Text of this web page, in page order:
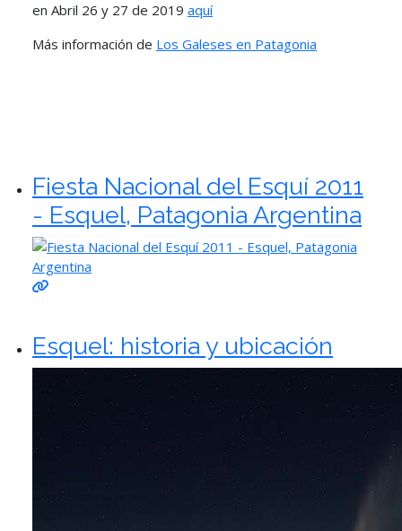
en Abril 26 y 27 de 2019 aquí
Más información de Los Galeses en Patagonia
Fiesta Nacional del Esquí 2011
- Esquel, Patagonia Argentina
Esquel: historia y ubicación